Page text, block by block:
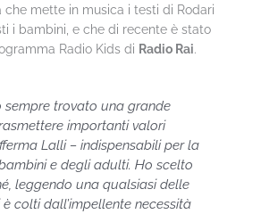
mette in musica i testi di Rodari
i bambini, e che di recente è stato
Radio Kids di Radio Rai.
sempre trovato una grande
importanti valori
Lalli – indispensabili per la
e degli adulti. Ho scelto
leggendo una qualsiasi delle
colti dall’impellente necessità